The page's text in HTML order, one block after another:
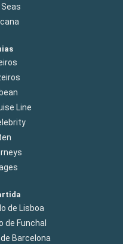
Line
de Lisboa
de Funchal
Barcelona